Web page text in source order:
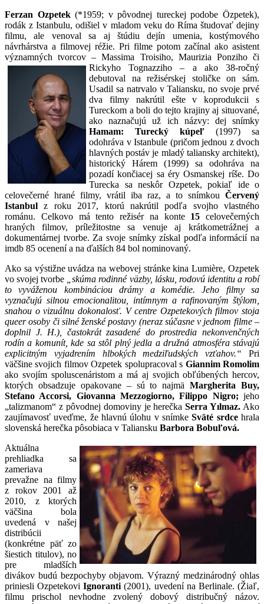
Ferzan Ozpetek(*1959; v pôvodnej tureckej podobe Özpetek),
rodák z Istanbulu, odišiel v mladom veku do Ríma študovať dejiny
filmu, ale venoval sa aj štúdiu dejín umenia, kostýmového
návrhárstva a filmovej réžie. Pri filme potom začínal ako asistent
významných tvorcov – Massima Troisiho, Maurizia Ponziho či
Rickyho Tognazziho – a ako 38-ročný
debutoval na režisérskej stoličke on sám.
Usadil sa natrvalo v Taliansku, no svoje prvé
dva filmy nakrútil ešte v koprodukcii s
Tureckom a boli do tejto krajiny aj situované,
ako naznačujú už ich názvy: dej snímky
Hamam: Turecký kúpeľ (1997) sa
odohráva v Istanbule (pričom jednou z dvoch
hlavných postáv je mladý taliansky architekt),
historický Hárem (1999) sa odohráva na
pozadí končiacej sa éry Osmanskej ríše. Do
Turecka sa neskôr Ozpetek, pokiaľ ide o
celovečerné hrané filmy, vrátil iba raz, a to snímkou Červený
Istanbul z roku 2017, ktorú nakrútil podľa svojho vlastného
románu. Celkovo má tento režisér na konte 15 celovečerných
hraných filmov, príležitostne sa venuje aj krátkometrážnej a
dokumentárnej tvorbe. Za svoje snímky získal podľa informácií na
imdb 85 ocenení a na ďalších 84 bol nominovaný.
Ako sa výstižne uvádza na webovej stránke kina Lumière, Ozpetek
vo svojej tvorbe
„skúma rodinné väzby, lásku, rodovú identitu a robí
to vyváženou kombináciou drámy a komédie. Jeho filmy sa
vyznačujú silnou emocionalitou, intímnym a rafinovaným štýlom,
snahou o vizuálnu dokonalosť. V centre Ozpetekových filmov stoja
queer osoby či silné ženské postavy (neraz súčasne v jednom filme –
doplnil J. H.), častokrát zasadené do prostredia nekonvenčných
rodín a komunít, kde sa stôl plný jedla a družná atmosféra stávajú
explicitným vyjadrením hlbokých medziľudských vzťahov.“ Pri
väčšine svojich filmov Ozpetek spolupracoval s Giannim Romolim
ako svojím spoluscenáristom a má aj svojich obľúbených hercov,
ktorých obsadzuje opakovane – sú to najmäMargherita Buy,
Stefano Accorsi, Giovanna Mezzogiorno, Filippo Nigro; jeho
„talizmanom“ z pôvodnej domoviny je herečkaSerra Yılmaz. Ako
zaujímavosť uveďme, že hlavnú úlohu v snímkeSväté srdcehrala
slovenská herečka pôsobiaca v Taliansku Barbora Bobuľová.
Aktuálna
prehliadka sa
zameriava
prevažne na filmy
z rokov 2001 až
2010, z ktorých
väčšina bola
uvedená v našej
distribúcii
(konkrétne päť zo
šiestich titulov), no
pre mladších
divákov budú bezpochyby objavom. Výrazný medzinárodný ohlas
priniesli OzpetekoviIgnoranti (2001), uvedení na Berlinale. (Žiaľ,
filmu prischol nevhodne zvolený dobový distribučný názov.